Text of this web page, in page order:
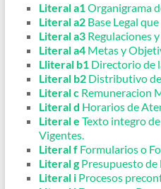
Literal a1Organigrama
Literal a2 Base Legal
Literal a3 Regulaciones
Literal a4 Metas y
Lliteral b1 Directorio de
Literal b2 Distributivo
Literal c Remuneracion
Literal d Horarios de
Literal e Texto integro
Vigentes.
Literal f Formularios o
Literal g Presupuesto
Literal i Procesos